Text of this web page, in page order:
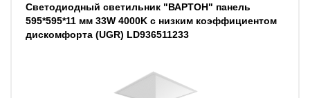
Светодиодный светильник "ВАРТОН" панель
595*595*11 мм 33W 4000K с низким коэффициентом
дискомфорта (UGR) LD936511233